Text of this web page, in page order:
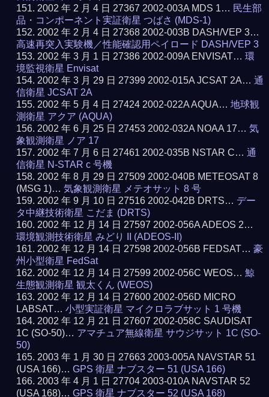
2002 年 2 月 4 日 27367 2002-003A MDS 1… 民生部
品・コンポーネント実証衛星 つばさ (MDS-1)
2002 年 2 月 4 日 27368 2002-003B DASH/VEP 3…
高速再突入実験機／性能確認用ペイロード DASH/VEP 3
2002 年 3 月 1 日 27386 2002-009A ENVISAT…環
境監視衛星 Envisat
2002 年 3 月 29 日 27399 2002-015A JCSAT 2A…通
信衛星 JCSAT 2A
2002 年 5 月 4 日 27424 2002-022A AQUA…地球観
測衛星 アクア (AQUA)
2002 年 6 月 25 日 27453 2002-032A NOAA 17…気
象観測衛星 ノア 17
2002 年 7 月 6 日 27461 2002-035B NSTAR C…通
信衛星 N-STAR c 号機
2002 年 8 月 29 日 27509 2002-040B METEOSAT 8
(MSG 1)…気象観測衛星 メテオサット 8 号
2002 年 9 月 10 日 27516 2002-042B DRTS… デー
タ中継技術衛星 こだま (DRTS)
2002 年 12 月 14 日 27597 2002-056A ADEOS 2…
環境観測技術衛星 みどり II (ADEOS-II)
2002 年 12 月 14 日 27598 2002-056B FEDSAT…豪
州小型衛星 FedSat
2002 年 12 月 14 日 27599 2002-056C WEOS…鯨
生態観測衛星 観太くん (WEOS)
2002 年 12 月 14 日 27600 2002-056D MICRO
LABSAT…小型実証衛星 マイクロラブサット 1 号機
2002 年 12 月 21 日 27607 2002-058C SAUDISAT
1C (SO-50)… アマチュア無線衛星 サウジサット 1C (SO-
50)
2003 年 1 月 30 日 27663 2003-005A NAVSTAR 51
(USA 166)…GPS 衛星 ナブスター 51 (USA 166)
2003 年 4 月 1 日 27704 2003-010A NAVSTAR 52
(USA 168)…GPS 衛星 ナブスター 52 (USA 168)